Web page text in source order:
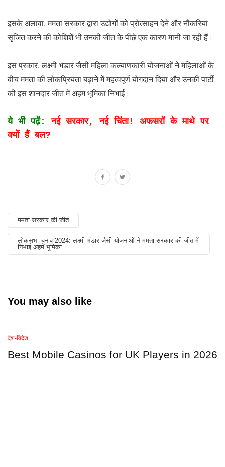
इसके अलावा, ममता सरकार द्वारा उद्योगों को प्रोत्साहन देने और नौकरियां
सृजित करने की कोशिशें भी उनकी जीत के पीछे एक कारण मानी जा रही हैं।
इस प्रकार, लक्ष्मी भंडार जैसी महिला कल्याणकारी योजनाओं ने महिलाओं के
बीच ममता की लोकप्रियता बढ़ाने में महत्वपूर्ण योगदान दिया और उनकी पार्टी
की इस शानदार जीत में अहम भूमिका निभाई।
ये भी पढ़ें:नई सरकार, नई चिंता! अफसरों के माथे पर
क्यों हैं बल?
ममता सरकार की जीत
लोकसभा चुनाव 2024: लक्ष्मी भंडार जैसी योजनाओं ने ममता सरकार की जीत में
निभाई अहम भूमिका
You may also like
देश-विदेश
Best Mobile Casinos for UK Players in 2026